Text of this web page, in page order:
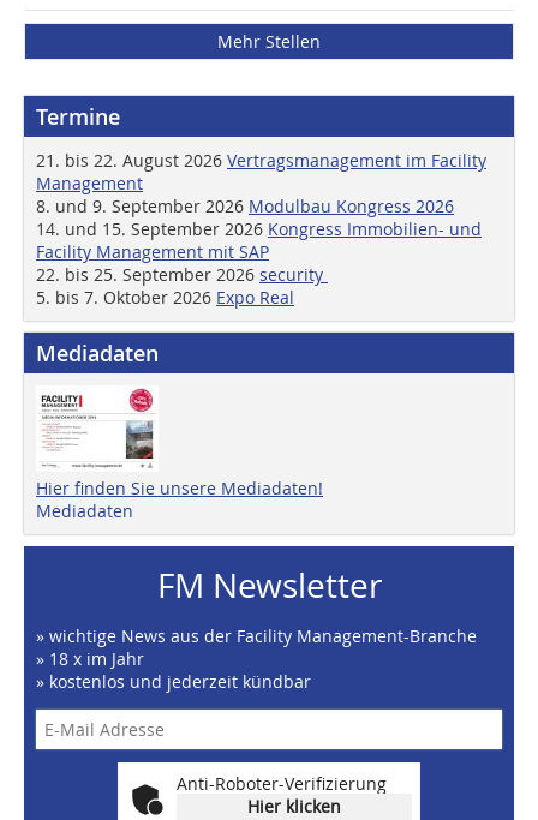
Mehr Stellen
Termine
21. bis 22. August 2026 Vertragsmanagement im Facility
Management
8. und 9. September 2026 Modulbau Kongress 2026
14. und 15. September 2026 Kongress Immobilien- und
Facility Management mit SAP
22. bis 25. September 2026 security
5. bis 7. Oktober 2026 Expo Real
Mediadaten
Hier finden Sie unsere Mediadaten!
Mediadaten
FM Newsletter
» wichtige News aus der Facility Management-Branche
» 18 x im Jahr
» kostenlos und jederzeit kündbar
Anti-Roboter-Verifizierung
Hier klicken